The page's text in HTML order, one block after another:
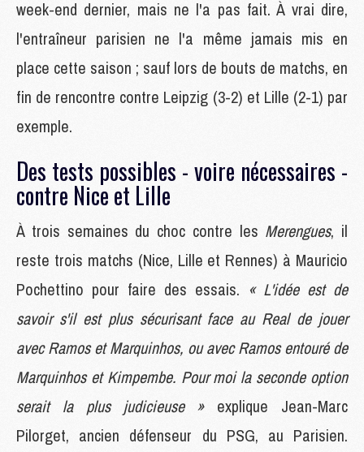
week-end dernier, mais ne l'a pas fait. À vrai dire,
l'entraîneur parisien ne l'a même jamais mis en
place cette saison ; sauf lors de bouts de matchs, en
fin de rencontre contre Leipzig (3-2) et Lille (2-1) par
exemple.
Des tests possibles - voire nécessaires -
contre Nice et Lille
À trois semaines du choc contre les Merengues, il
reste trois matchs (Nice, Lille et Rennes) à Mauricio
Pochettino pour faire des essais. « L'idée est de
savoir s'il est plus sécurisant face au Real de jouer
avec Ramos et Marquinhos, ou avec Ramos entouré de
Marquinhos et Kimpembe. Pour moi la seconde option
serait la plus judicieuse »explique Jean-Marc
Pilorget, ancien défenseur du PSG, au Parisien.